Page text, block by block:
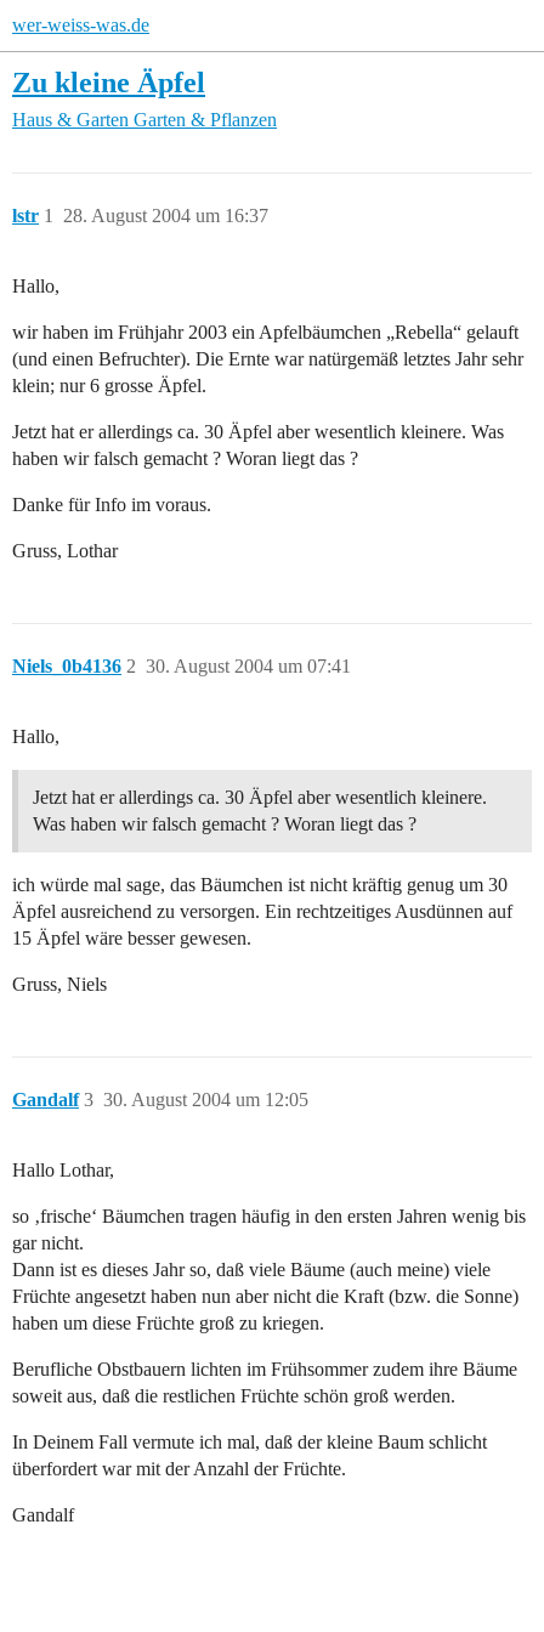
wer-weiss-was.de
Zu kleine Äpfel
Haus & Garten Garten & Pflanzen
lstr 28. August 2004 um 16:37
1
Hallo,
wir haben im Frühjahr 2003 ein Apfelbäumchen „Rebella“ gelauft
(und einen Befruchter). Die Ernte war natürgemäß letztes Jahr sehr
klein; nur 6 grosse Äpfel.
Jetzt hat er allerdings ca. 30 Äpfel aber wesentlich kleinere. Was
haben wir falsch gemacht ? Woran liegt das ?
Danke für Info im voraus.
Gruss, Lothar
Niels_0b4136 30. August 2004 um 07:41
2
Hallo,
Jetzt hat er allerdings ca. 30 Äpfel aber wesentlich kleinere.
Was haben wir falsch gemacht ? Woran liegt das ?
ich würde mal sage, das Bäumchen ist nicht kräftig genug um 30
Äpfel ausreichend zu versorgen. Ein rechtzeitiges Ausdünnen auf
15 Äpfel wäre besser gewesen.
Gruss, Niels
Gandalf 30. August 2004 um 12:05
3
Hallo Lothar,
so ‚frische‘ Bäumchen tragen häufig in den ersten Jahren wenig bis
gar nicht.
Dann ist es dieses Jahr so, daß viele Bäume (auch meine) viele
Früchte angesetzt haben nun aber nicht die Kraft (bzw. die Sonne)
haben um diese Früchte groß zu kriegen.
Berufliche Obstbauern lichten im Frühsommer zudem ihre Bäume
soweit aus, daß die restlichen Früchte schön groß werden.
In Deinem Fall vermute ich mal, daß der kleine Baum schlicht
überfordert war mit der Anzahl der Früchte.
Gandalf